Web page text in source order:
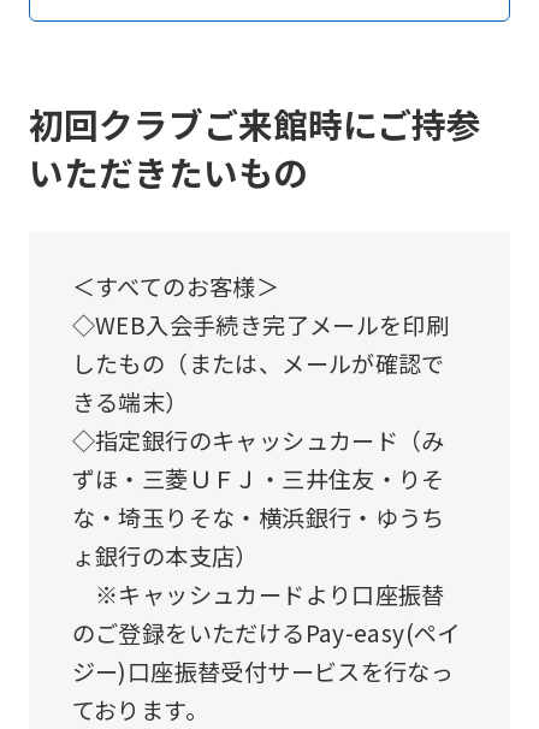
初回クラブご来館時にご持参
いただきたいもの
＜すべてのお客様＞
◇WEB入会手続き完了メールを印刷
したもの（または、メールが確認で
きる端末）
◇指定銀行のキャッシュカード（み
ずほ・三菱ＵＦＪ・三井住友・りそ
な・埼玉りそな・横浜銀行・ゆうち
ょ銀行の本支店）
※キャッシュカードより口座振替
のご登録をいただけるPay-easy(ペイ
ジー)口座振替受付サービスを行なっ
ております。
Click
below
(start
to
return
to
top
page.
However,
you
use
an